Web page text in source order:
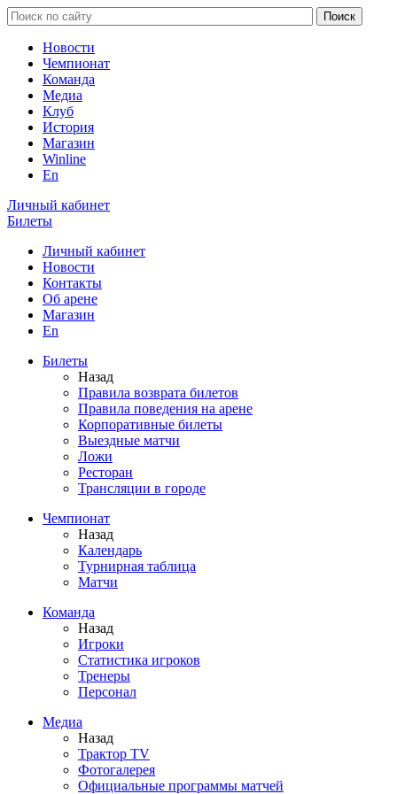
Новости
Чемпионат
Команда
Медиа
Клуб
История
Магазин
Winline
En
Личный кабинет
Билеты
Личный кабинет
Новости
Контакты
Об арене
Магазин
En
Билеты
Назад
Правила возврата билетов
Правила поведения на арене
Корпоративные билеты
Выездные матчи
Ложи
Ресторан
Трансляции в городе
Чемпионат
Назад
Календарь
Турнирная таблица
Матчи
Команда
Назад
Игроки
Статистика игроков
Тренеры
Персонал
Медиа
Назад
Трактор TV
Фотогалерея
Официальные программы матчей